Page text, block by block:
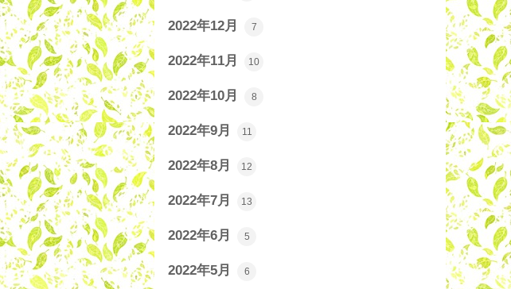
2022年12月 7
2022年11月 10
2022年10月 8
2022年9月 11
2022年8月 12
2022年7月 13
2022年6月 5
2022年5月 6